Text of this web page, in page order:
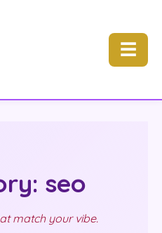
☰
seo
match your vibe.